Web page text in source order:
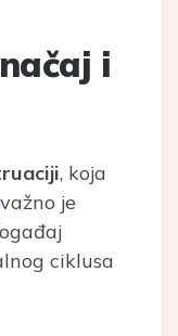
i
, koja
je
ciklusa